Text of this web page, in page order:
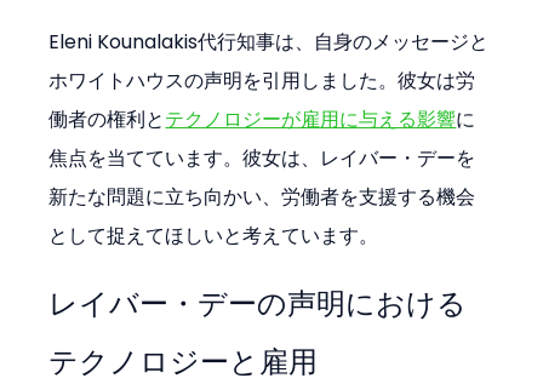
Eleni Kounalakis代行知事は、自身のメッセージと
ホワイトハウスの声明を引用しました。彼女は労
働者の権利とテクノロジーが雇用に与える影響に
焦点を当てています。彼女は、レイバー・デーを
新たな問題に立ち向かい、労働者を支援する機会
として捉えてほしいと考えています。
レイバー・デーの声明における
テクノロジーと雇用